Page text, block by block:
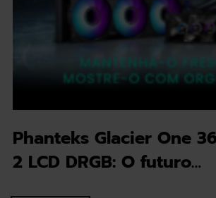
Phanteks Glacier One
2 LCD DRGB: O futuro…